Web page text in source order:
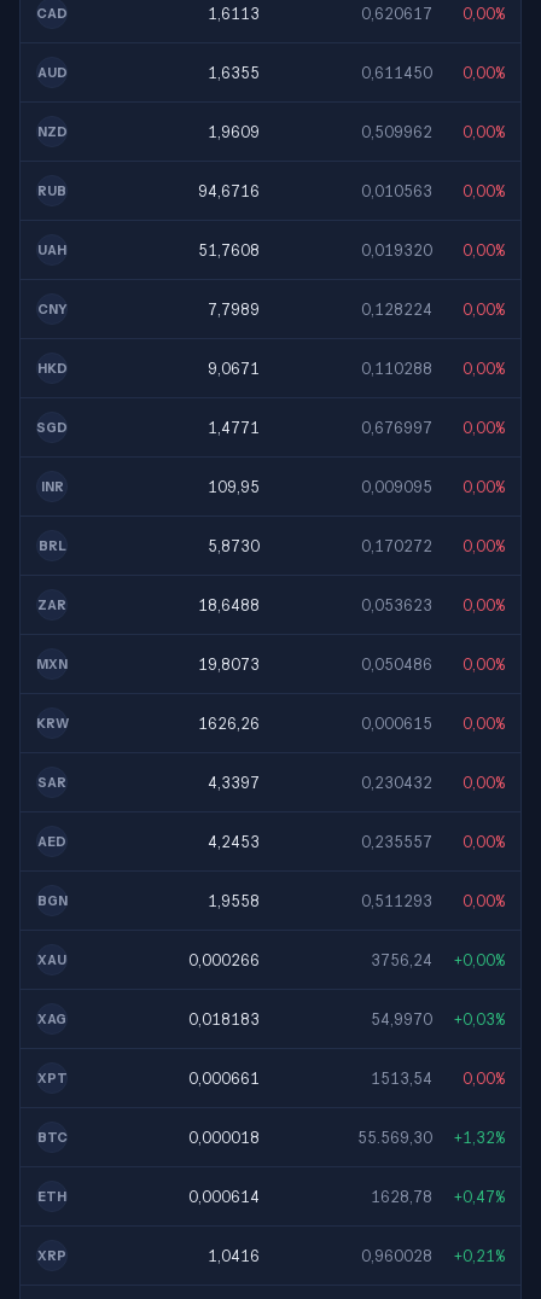
CAD 1,6113 0,620617 0,00%
AUD 1,6355 0,611450 0,00%
NZD 1,9609 0,509962 0,00%
RUB 94,6716 0,010563 0,00%
UAH 51,7608 0,019320 0,00%
CNY 7,7989 0,128224 0,00%
HKD 9,0671 0,110288 0,00%
SGD 1,4771 0,676997 0,00%
INR 109,95 0,009095 0,00%
BRL 5,8730 0,170272 0,00%
ZAR 18,6488 0,053623 0,00%
MXN 19,8073 0,050486 0,00%
KRW 1626,26 0,000615 0,00%
SAR 4,3397 0,230432 0,00%
AED 4,2453 0,235557 0,00%
BGN 1,9558 0,511293 0,00%
XAU 0,000266 3756,24 +0,00%
XAG 0,018183 54,9970 +0,03%
XPT 0,000661 1513,54 0,00%
BTC 0,000018 55.569,30 +1,32%
ETH 0,000614 1628,78 +0,47%
XRP 1,0416 0,960028 +0,21%